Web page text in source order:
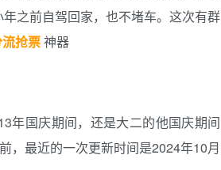
之前自驾回家，也不堵车。这次有群
抢票神器
年国庆期间，还是大二的他国庆期间
，最近的一次更新时间是2024年10月